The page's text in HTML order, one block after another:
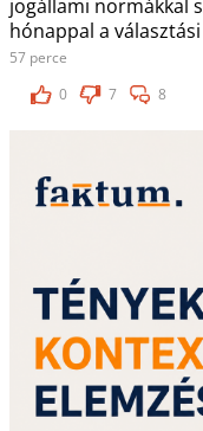
jogállami normákkal
hónappal a
57 perce
0
7 8